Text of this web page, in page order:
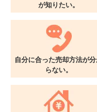
が知りたい。
自分に合った売却方法が
らない。